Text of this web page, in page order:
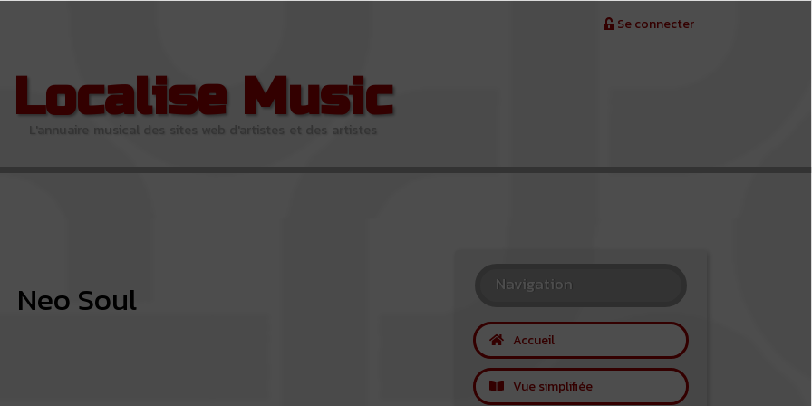
Se connecter
Localise Music
L'annuaire musical des sites web d'artistes et des artistes
Neo Soul Navigation
Accueil
Vue simplifiée